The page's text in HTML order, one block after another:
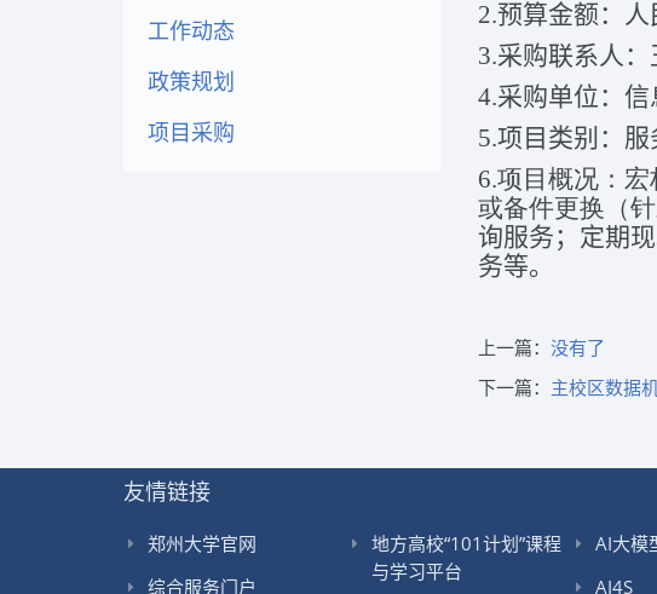
工作动态
政策规划
项目采购
2.预算金额：人
3.采购联系人：
4.采购单位：
5.项目类别：服
6.项目概况：
或备件更换（
询服务；定期
务等。
上一篇： 没有了
下一篇： 主校区数据
友情链接
郑州大学官网
综合服务门户
地方高校“101计划”课程
与学习平台
AI大模
AI4S